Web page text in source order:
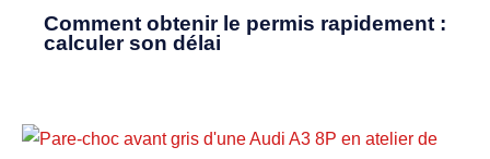
Comment obtenir le permis rapidement :
calculer son délai